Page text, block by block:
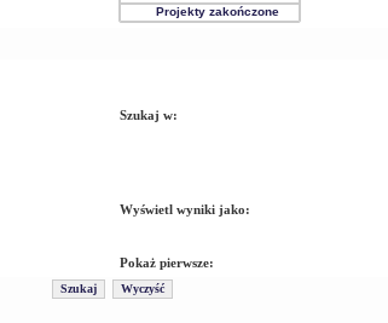
Szukaj w:
Wyświetl wyniki jako:
Pokaż pierwsze: